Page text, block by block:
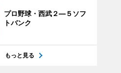
プロ野球・西武２―５ソフ
トバンク
もっと見る